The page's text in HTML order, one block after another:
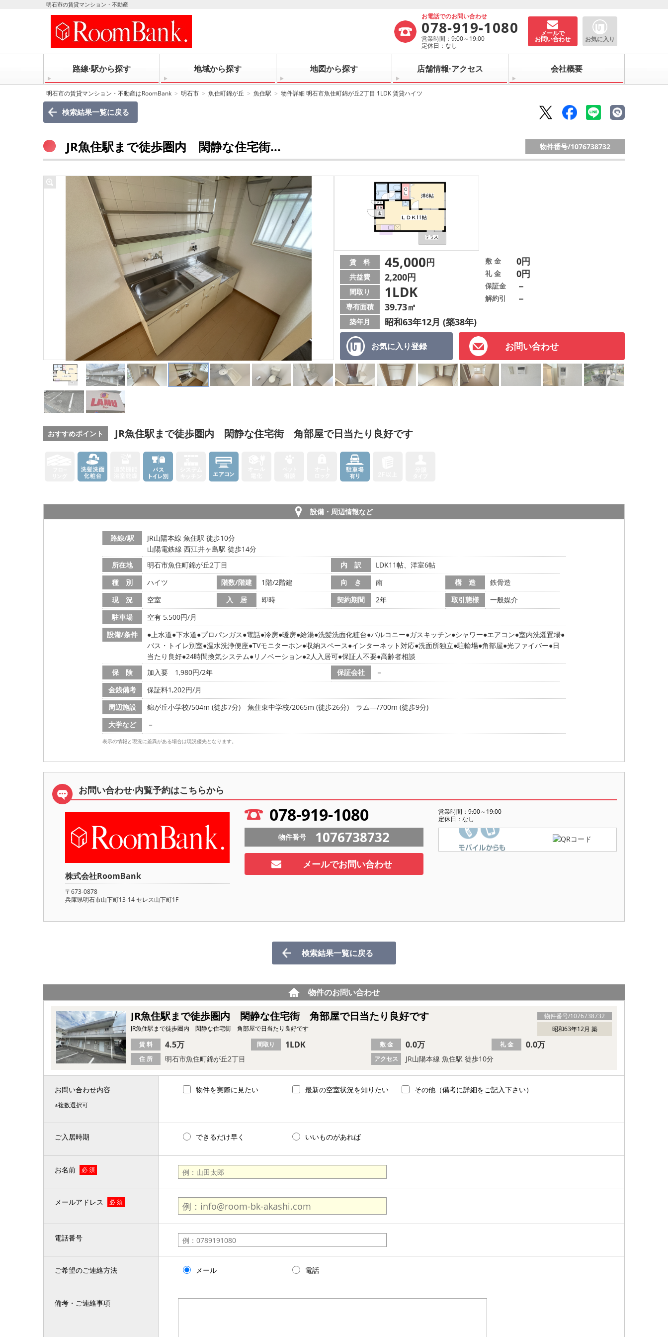
明石市の賃貸マンション・不動産
お電話でのお問い合わせ
078-919-1080
営業時間：9:00～19:00
定休日：なし
メールで
お問い合わせ お気に入り
路線·駅から探す 地域から探す 地図から探す 店舗情報·アクセス 会社概要
明石市の賃貸マンション・不動産はRoomBank 明石市 魚住町錦が丘 魚住駅 物件詳細 明石市魚住町錦が丘2丁目 1LDK 賃貸ハイツ
検索結果一覧に戻る
JR魚住駅まで徒歩圏内 閑静な住宅街... 物件番号/1076738732
お気に入り登録 お問い合わせ
賃 料 45,000円
共益費 2,200円
間取り 1LDK
専有面積 39.73㎡
築年月 昭和63年12月 (築38年)
敷 金 0円
礼 金 0円
保証金 －
解約引 －
おすすめポイント JR魚住駅まで徒歩圏内 閑静な住宅街 角部屋で日当たり良好です
設備・周辺情報など
路線/駅
JR山陽本線 魚住駅 徒歩10分
山陽電鉄線 西江井ヶ島駅 徒歩14分
所在地
明石市魚住町錦が丘2丁目 内 訳
LDK11帖、洋室6帖
種 別
ハイツ 階数/階建 1階/2階建 向 き 南 構 造
鉄骨造
現 況
空室 入 居 即時 契約期間 2年 取引態様
一般媒介
駐車場
空有 5,500円/月
設備/条件
上水道 下水道 プロパンガス 電話 冷房 暖房 給湯 洗髪洗面化粧台 バルコニー ガスキッチン シャワー エアコン 室内洗濯置場
バス・トイレ別室 温水洗浄便座 TVモニターホン 収納スペース インターネット対応 洗面所独立 駐輪場 角部屋 光ファイバー 日
当たり良好 24時間換気システム リノベーション 2人入居可 保証人不要 高齢者相談
保 険
加入要 1,980円/2年 保証会社
－
金銭備考
保証料1,202円/月
周辺施設
錦が丘小学校/504m (徒歩7分) 魚住東中学校/2065m (徒歩26分)
ラム―/700m (徒歩9分)
大学など
－
表示の情報と現況に差異がある場合は現況優先となります。
お問い合わせ·内覧予約はこちらから
株式会社RoomBank
〒673-0878
兵庫県明石市山下町13-14 セレス山下町1F
078-919-1080
営業時間：9:00～19:00
定休日：なし
物件番号 1076738732
メールでお問い合わせ
検索結果一覧に戻る
物件のお問い合わせ
物件番号/1076738732
JR魚住駅まで徒歩圏内 閑静な住宅街 角部屋で日当たり良好です
昭和63年12月 築
JR魚住駅まで徒歩圏内 閑静な住宅街 角部屋で日当たり良好です
住 所 明石市魚住町錦が丘2丁目 アクセス JR山陽本線 魚住駅 徒歩10分
賃 料 4.5万 間取り 1LDK 敷 金 0.0万 礼 金 0.0万
お問い合わせ内容
※複数選択可
物件を実際に見たい 最新の空室状況を知りたい その他（備考に詳細をご記入下さい）
ご入居時期 できるだけ早く いいものがあれば
お名前 必 須
メールアドレス 必 須
電話番号
ご希望のご連絡方法 メール 電話
備考・ご連絡事項